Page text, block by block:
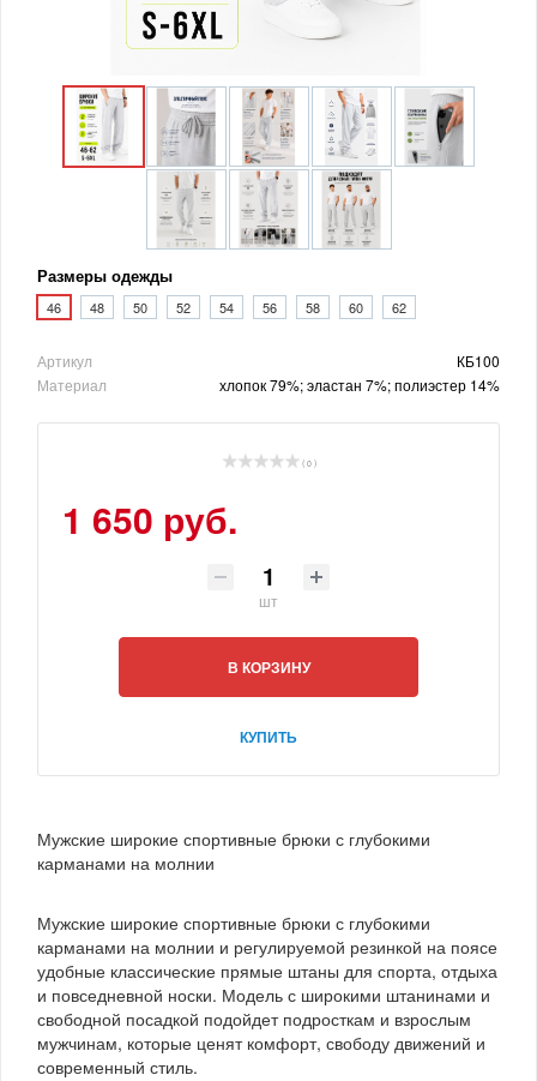
Размеры одежды
46 48 50 52 54 56 58 60 62
Артикул
КБ100
Материал
хлопок 79%; эластан 7%; полиэстер 14%
( 0 )
1 650 руб.
шт
В КОРЗИНУ
КУПИТЬ
Мужские широкие спортивные брюки с глубокими
карманами на молнии
Мужские широкие спортивные брюки с глубокими
карманами на молнии и регулируемой резинкой на поясе
удобные классические прямые штаны для спорта, отдыха
и повседневной носки. Модель с широкими штанинами и
свободной посадкой подойдет подросткам и взрослым
мужчинам, которые ценят комфорт, свободу движений и
современный стиль.